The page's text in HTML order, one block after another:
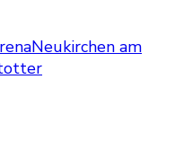
Neukirchen am